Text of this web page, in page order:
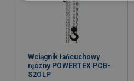
Wciągnik łańcuchowy
ręczny POWERTEX PCB-
S2OLP